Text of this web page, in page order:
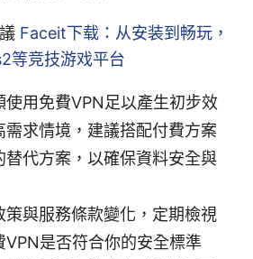
Faceit下载：从安装到畅玩，
等竞技游戏平台
使用免費VPN足以產生初步效
需求情境，建議搭配付費方案
替代方案，以確保資料安全與
策與服務條款變化，定期檢視
VPN是否符合你的安全標準